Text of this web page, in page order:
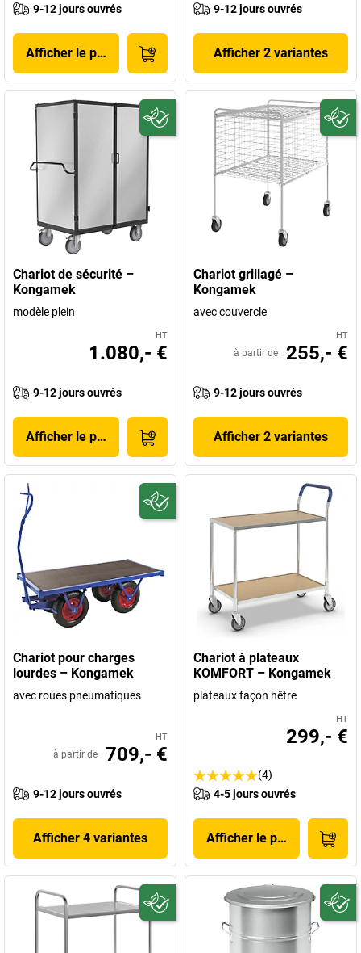
9-12 jours ouvrés
Afficher le produit
9-12 jours ouvrés
Afficher 2 variantes
Chariot de sécurité –
Kongamek
modèle plein
HT
1.080,- €
9-12 jours ouvrés
Afficher le produit
Chariot grillagé –
Kongamek
avec couvercle
HT
à partir de 255,- €
9-12 jours ouvrés
Afficher 2 variantes
Chariot pour charges
lourdes – Kongamek
avec roues pneumatiques
HT
à partir de 709,- €
9-12 jours ouvrés
Afficher 4 variantes
Chariot à plateaux
KOMFORT – Kongamek
plateaux façon hêtre
HT
299,- €
(4)
4-5 jours ouvrés
Afficher le produit